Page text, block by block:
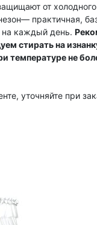
от
практичная,
на каждый день.
стирать на
температуре не
уточняйте при